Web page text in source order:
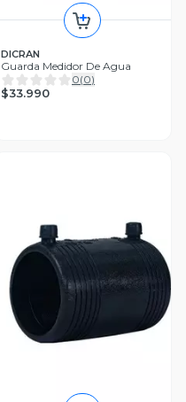
DICRAN
Guarda Medidor De Agua
0(0)
$33.990